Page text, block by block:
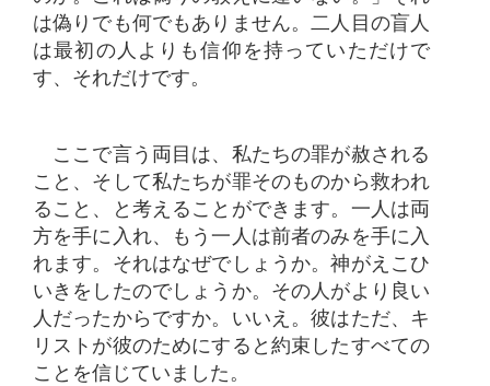
は偽りでも何でもありません。二人目の盲人
は最初の人よりも信仰を持っていただけで
す、それだけです。
ここで言う両目は、私たちの罪が赦される
こと、そして私たちが罪そのものから救われ
ること、と考えることができます。一人は両
方を手に入れ、もう一人は前者のみを手に入
れます。それはなぜでしょうか。神がえこひ
いきをしたのでしょうか。その人がより良い
人だったからですか。いいえ。彼はただ、キ
リストが彼のためにすると約束したすべての
ことを信じていました。